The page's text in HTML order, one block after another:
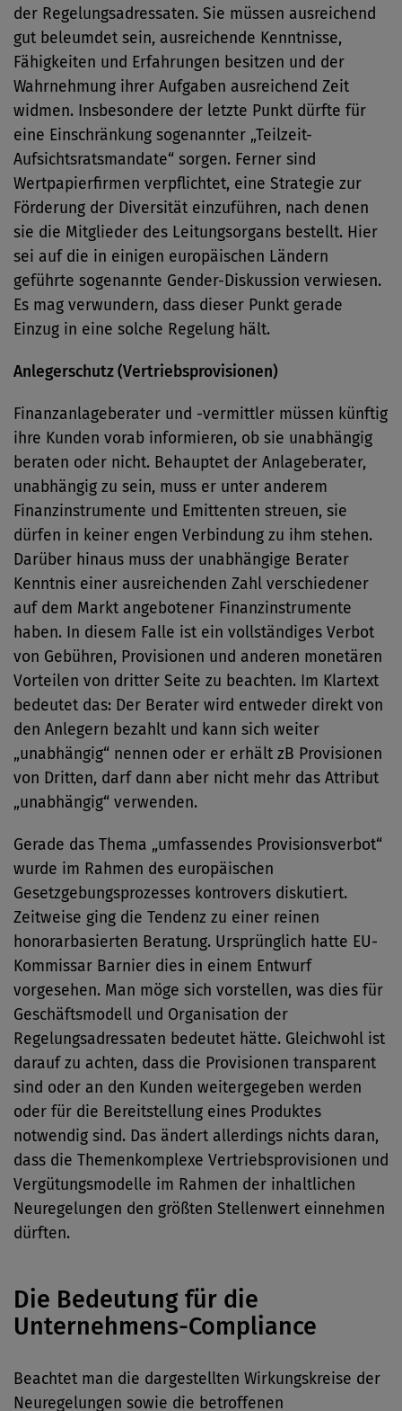
der Regelungsadressaten. Sie müssen ausreichend
gut beleumdet sein, ausreichende Kenntnisse,
Fähigkeiten und Erfahrungen besitzen und der
Wahrnehmung ihrer Aufgaben ausreichend Zeit
widmen. Insbesondere der letzte Punkt dürfte für
eine Einschränkung sogenannter „Teilzeit-
Aufsichtsratsmandate“ sorgen. Ferner sind
Wertpapierfirmen verpflichtet, eine Strategie zur
Förderung der Diversität einzuführen, nach denen
sie die Mitglieder des Leitungsorgans bestellt. Hier
sei auf die in einigen europäischen Ländern
geführte sogenannte Gender-Diskussion verwiesen.
Es mag verwundern, dass dieser Punkt gerade
Einzug in eine solche Regelung hält.
Anlegerschutz (Vertriebsprovisionen)
Finanzanlageberater und -vermittler müssen künftig
ihre Kunden vorab informieren, ob sie unabhängig
beraten oder nicht. Behauptet der Anlageberater,
unabhängig zu sein, muss er unter anderem
Finanzinstrumente und Emittenten streuen, sie
dürfen in keiner engen Verbindung zu ihm stehen.
Darüber hinaus muss der unabhängige Berater
Kenntnis einer ausreichenden Zahl verschiedener
auf dem Markt angebotener Finanzinstrumente
haben. In diesem Falle ist ein vollständiges Verbot
von Gebühren, Provisionen und anderen monetären
Vorteilen von dritter Seite zu beachten. Im Klartext
bedeutet das: Der Berater wird entweder direkt von
den Anlegern bezahlt und kann sich weiter
„unabhängig“ nennen oder er erhält zB Provisionen
von Dritten, darf dann aber nicht mehr das Attribut
„unabhängig“ verwenden.
Gerade das Thema „umfassendes Provisionsverbot“
wurde im Rahmen des europäischen
Gesetzgebungsprozesses kontrovers diskutiert.
Zeitweise ging die Tendenz zu einer reinen
honorarbasierten Beratung. Ursprünglich hatte EU-
Kommissar Barnier dies in einem Entwurf
vorgesehen. Man möge sich vorstellen, was dies für
Geschäftsmodell und Organisation der
Regelungsadressaten bedeutet hätte. Gleichwohl ist
darauf zu achten, dass die Provisionen transparent
sind oder an den Kunden weitergegeben werden
oder für die Bereitstellung eines Produktes
notwendig sind. Das ändert allerdings nichts daran,
dass die Themenkomplexe Vertriebsprovisionen und
Vergütungsmodelle im Rahmen der inhaltlichen
Neuregelungen den größten Stellenwert einnehmen
dürften.
Die Bedeutung für die
Unternehmens-Compliance
Beachtet man die dargestellten Wirkungskreise der
Neuregelungen sowie die betroffenen